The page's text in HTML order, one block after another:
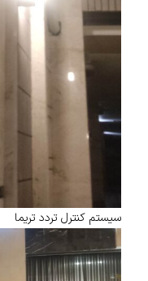
سیستم کنترل تردد تریما